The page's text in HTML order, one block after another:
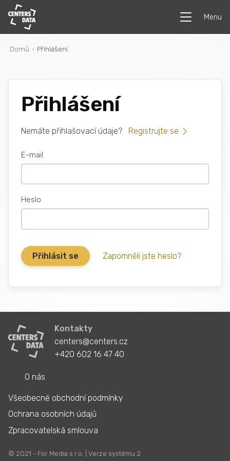
Menu
Domů Přihlášení
Přihlášení
Nemáte přihlašovací údaje? Registrujte se
E-mail
Heslo
Zapomněli jste heslo?
Kontakty
centers@centers.cz
+420 602 16 47 40
O nás
Všeobecné obchodní podmínky
Ochrana osobních údajů
Zpracovatelská smlouva
© 2021 - For Media s.r.o. | Verze systému 2